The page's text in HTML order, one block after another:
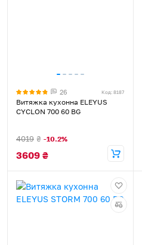
26 Код: 8187
Витяжка кухонна ELEYUS
CYCLON 700 60 BG
4019 ₴ -10.2%
3609 ₴